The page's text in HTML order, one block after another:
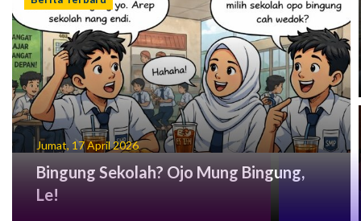
Jumat, 17 April 2026
Bingung Sekolah? Ojo Mung Bingung,
Le!